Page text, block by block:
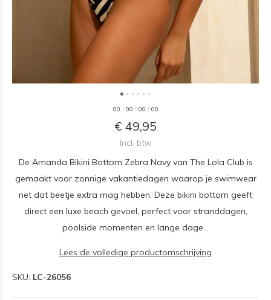
00 : 00 : 00 : 00
€ 49,95
Incl. btw
De Amanda Bikini Bottom Zebra Navy van The Lola Club is
gemaakt voor zonnige vakantiedagen waarop je swimwear
net dat beetje extra mag hebben. Deze bikini bottom geeft
direct een luxe beach gevoel, perfect voor stranddagen,
poolside momenten en lange dage...
Lees de volledige productomschrijving
SKU: LC-26056